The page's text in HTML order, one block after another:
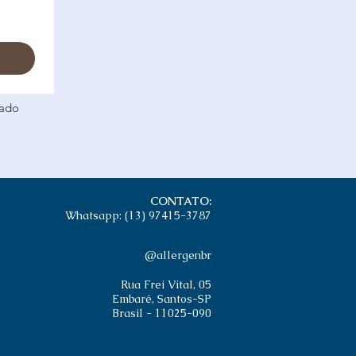
CONTATO:
Whatsapp: (13) 97415-3787
@allergenbr
Rua Frei Vital, 05
Embaré, Santos-SP
Brasil - 11025-090